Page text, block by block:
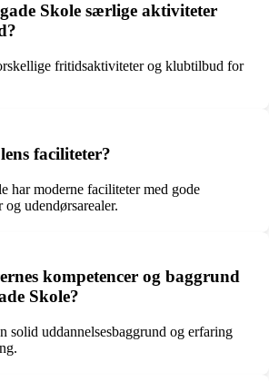
Skole særlige aktiviteter
fritidsaktiviteter og klubtilbud for
faciliteter?
har moderne faciliteter med gode
udendørsarealer.
kompetencer og baggrund
Skole?
solid uddannelsesbaggrund og erfaring